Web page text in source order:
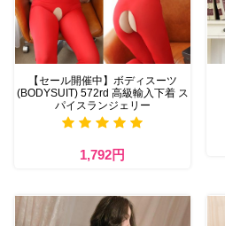
【セール開催中】ボディスーツ
(BODYSUIT) 572rd 高級輸入下着 ス
パイスランジェリー
1,792円